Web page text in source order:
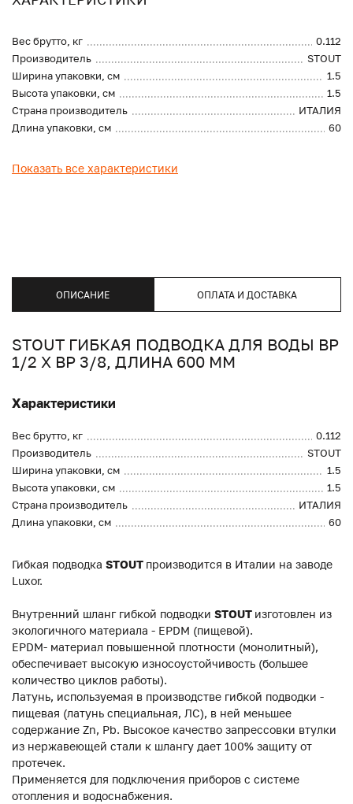
Вес брутто, кг
0.112
Производитель
STOUT
Ширина упаковки, см
1.5
Высота упаковки, см
1.5
Страна производитель
ИТАЛИЯ
Длина упаковки, см
60
Показать все характеристики
ОПИСАНИЕ ОПЛАТА И ДОСТАВКА
STOUT ГИБКАЯ ПОДВОДКА ДЛЯ ВОДЫ ВР
1/2 Х ВР 3/8, ДЛИНА 600 ММ
Характеристики
Вес брутто, кг
0.112
Производитель
STOUT
Ширина упаковки, см
1.5
Высота упаковки, см
1.5
Страна производитель
ИТАЛИЯ
Длина упаковки, см
60
Гибкая подводка STOUT производится в Италии на заводе
Luxor.
Внутренний шланг гибкой подводки STOUT изготовлен из
экологичного материала - EPDM (пищевой).
EPDM- материал повышенной плотности (монолитный),
обеспечивает высокую износоустойчивость (большее
количество циклов работы).
Латунь, используемая в производстве гибкой подводки -
пищевая (латунь специальная, ЛС), в ней меньшее
содержание Zn, Pb. Высокое качество запрессовки втулки
из нержавеющей стали к шлангу дает 100% защиту от
протечек.
Применяется для подключения приборов с системе
отопления и водоснабжения.